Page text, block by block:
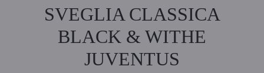
SVEGLIA CLASSICA
BLACK & WITHE
JUVENTUS